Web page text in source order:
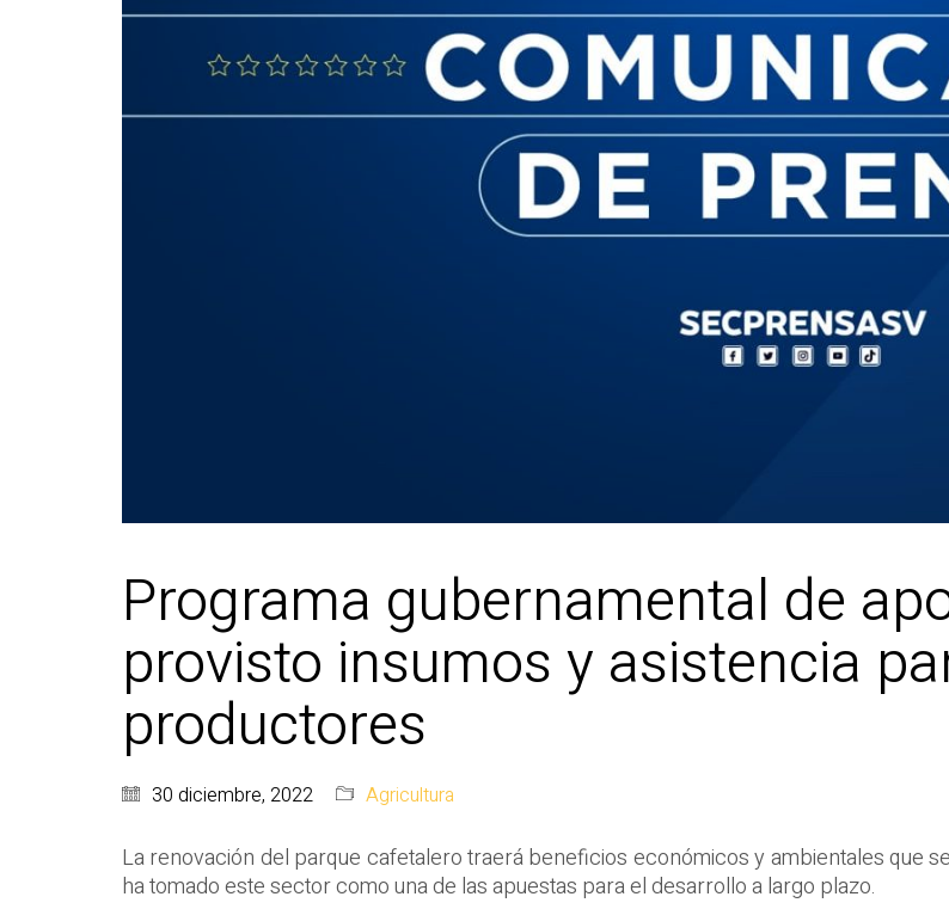
Programa gubernamental de
provisto insumos y asistencia
productores
30 diciembre, 2022 Agricultura
La renovación del parque cafetalero traerá beneficios económicos y ambientales que
ha tomado este sector como una de las apuestas para el desarrollo a largo plazo.